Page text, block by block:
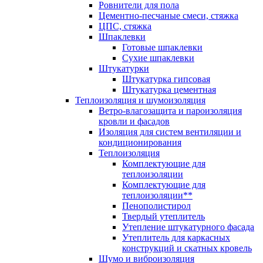
Ровнители для пола
Цементно-песчаные смеси, стяжка
ЦПС, стяжка
Шпаклевки
Готовые шпаклевки
Сухие шпаклевки
Штукатурки
Штукатурка гипсовая
Штукатурка цементная
Теплоизоляция и шумоизоляция
Ветро-влагозащита и пароизоляция
кровли и фасадов
Изоляция для систем вентиляции и
кондиционирования
Теплоизоляция
Комплектующие для
теплоизоляции
Комплектующие для
теплоизоляции**
Пенополистирол
Твердый утеплитель
Утепление штукатурного фасада
Утеплитель для каркасных
конструкций и скатных кровель
Шумо и виброизоляция